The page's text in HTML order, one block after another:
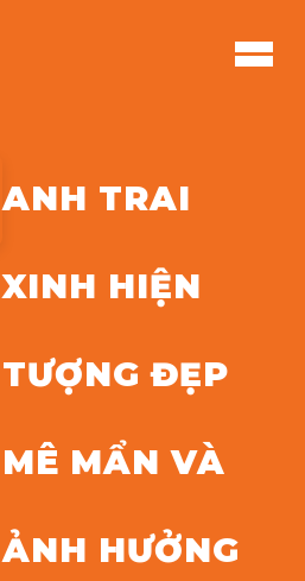
ANH TRAI
XINH HIỆN
TƯỢNG ĐẸP
MÊ MẨN VÀ
ẢNH HƯỞNG